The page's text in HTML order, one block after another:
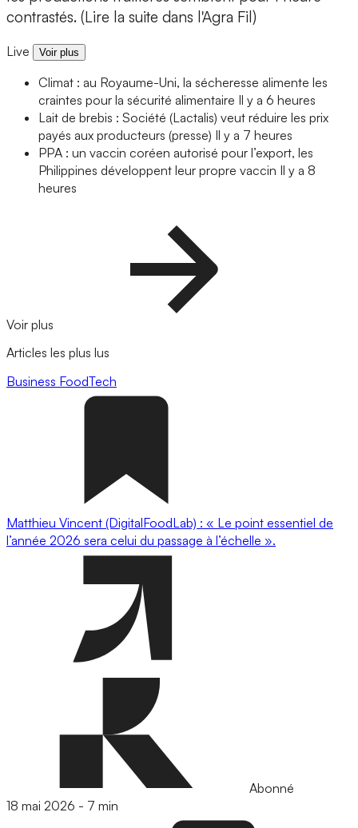
contrastés. (Lire la suite dans l'Agra Fil)
Live Voir plus
Climat : au Royaume-Uni, la sécheresse alimente les
craintes pour la sécurité alimentaire Il y a 6 heures
Lait de brebis : Société (Lactalis) veut réduire les prix
payés aux producteurs (presse) Il y a 7 heures
PPA : un vaccin coréen autorisé pour l’export, les
Philippines développent leur propre vaccin Il y a 8
heures
Voir plus
Articles les plus lus
Business FoodTech
Matthieu Vincent (DigitalFoodLab) : « Le point essentiel de
l’année 2026 sera celui du passage à l’échelle ».
Abonné
18 mai 2026 - 7 min